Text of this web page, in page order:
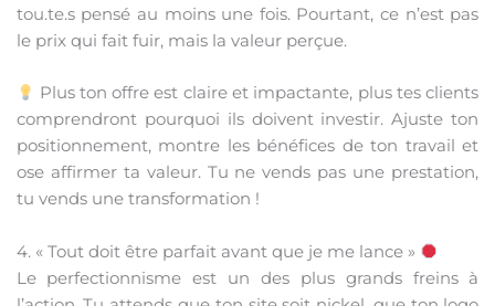
tou.te.s pensé au moins une fois. Pourtant, ce n’est pas
le prix qui fait fuir, mais la valeur perçue.
Plus ton offre est claire et impactante, plus tes clients
comprendront pourquoi ils doivent investir. Ajuste ton
positionnement, montre les bénéfices de ton travail et
ose affirmer ta valeur. Tu ne vends pas une prestation,
tu vends une transformation !
4. « Tout doit être parfait avant que je me lance »
Le perfectionnisme est un des plus grands freins à